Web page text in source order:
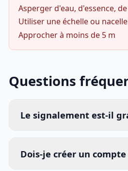
Asperger d'eau, d'essence,
Utiliser une échelle ou
Approcher à moins de 5 m
Questions
Le signalement est-il
Dois-je créer un compte